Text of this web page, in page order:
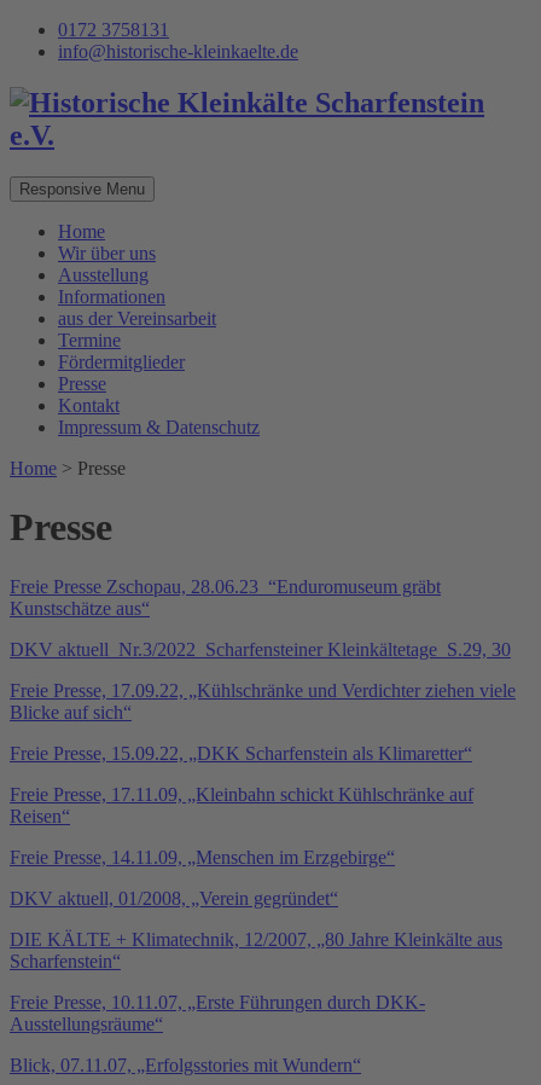
0172 3758131
info@historische-kleinkaelte.de
Responsive Menu
Home
Wir über uns
Ausstellung
Informationen
aus der Vereinsarbeit
Termine
Fördermitglieder
Presse
Kontakt
Impressum & Datenschutz
Home > Presse
Presse
Freie Presse Zschopau, 28.06.23_“Enduromuseum gräbt
Kunstschätze aus“
DKV aktuell_Nr.3/2022_Scharfensteiner Kleinkältetage_S.29, 30
Freie Presse, 17.09.22, „Kühlschränke und Verdichter ziehen viele
Blicke auf sich“
Freie Presse, 15.09.22, „DKK Scharfenstein als Klimaretter“
Freie Presse, 17.11.09, „Kleinbahn schickt Kühlschränke auf
Reisen“
Freie Presse, 14.11.09, „Menschen im Erzgebirge“
DKV aktuell, 01/2008, „Verein gegründet“
DIE KÄLTE + Klimatechnik, 12/2007, „80 Jahre Kleinkälte aus
Scharfenstein“
Freie Presse, 10.11.07, „Erste Führungen durch DKK-
Ausstellungsräume“
Blick, 07.11.07, „Erfolgsstories mit Wundern“